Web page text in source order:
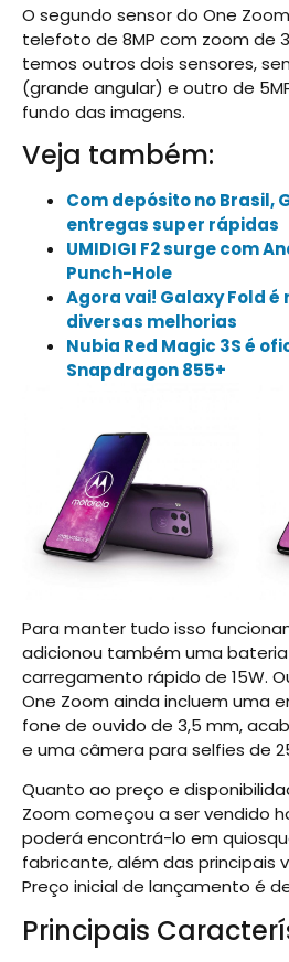
O segundo sensor do One
telefoto de 8MP com zoom de
temos outros dois sensores,
(grande angular) e outro de
fundo das imagens.
Veja também:
Com depósito no Brasil,
entregas super rápidas
UMIDIGI F2 surge com
Punch-Hole
Agora vai! Galaxy Fold
diversas melhorias
Nubia Red Magic 3S é
Snapdragon 855+
Para manter tudo isso
adicionou também uma
carregamento rápido de 15W.
One Zoom ainda incluem uma
fone de ouvido de 3,5 mm,
e uma câmera para selfies de
Quanto ao preço e
Zoom começou a ser vendido
poderá encontrá-lo em
fabricante, além das principais
Preço inicial de lançamento é
Principais